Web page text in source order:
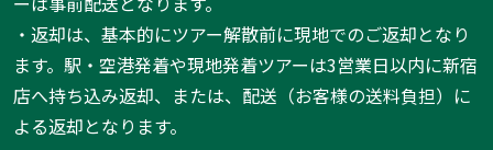
・返却は、基本的にツアー解散前に現地でのご返却となり
ます。駅・空港発着や現地発着ツアーは3営業日以内に新宿
店へ持ち込み返却、または、配送（お客様の送料負担）に
よる返却となります。